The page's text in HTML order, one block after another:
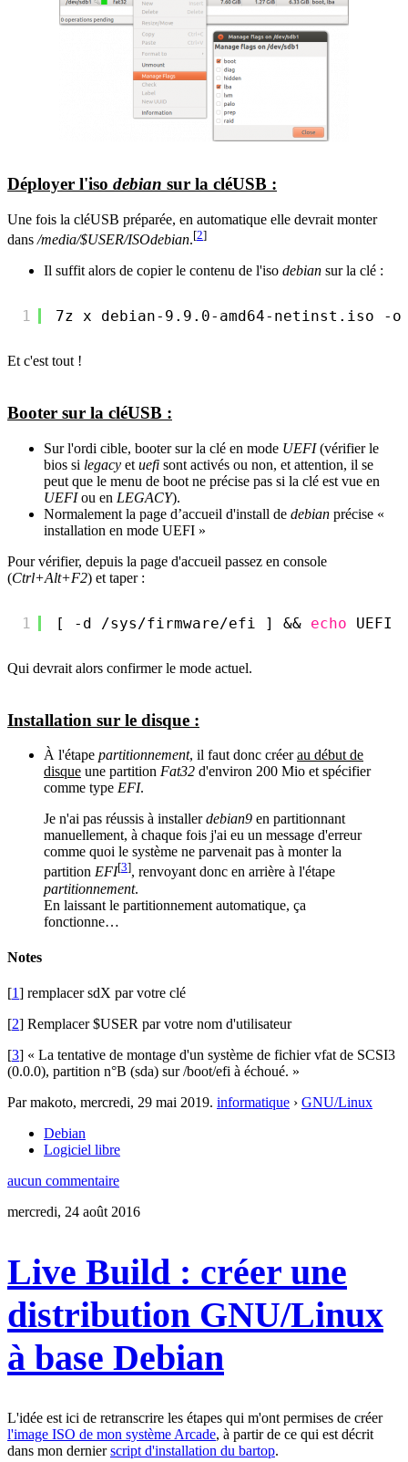
Déployer l'iso debian sur la cléUSB :
Une fois la cléUSB préparée, en automatique elle devrait monter
dans/media/$USER/ISOdebian.[2]
Il suffit alors de copier le contenu de l'iso debian sur la clé :
1 7z x debian-9.9.0-amd64-netinst.iso -o
Et c'est tout !
Booter sur la cléUSB :
Sur l'ordi cible, booter sur la clé en mode UEFI(vérifier le
bios si legacy et uefi sont activés ou non, et attention, il se
peut que le menu de boot ne précise pas si la clé est vue en
UEFIou en LEGACY).
Normalement la page d’accueil d'install de debian précise «
installation en mode UEFI »
Pour vérifier, depuis la page d'accueil passez en console
(Ctrl+Alt+F2) et taper :
1 [ -d /sys/firmware/efi ] && echo
Qui devrait alors confirmer le mode actuel.
Installation sur le disque :
À l'étape partitionnement, il faut donc créerau début de
disque une partition Fat32 d'environ 200 Mio et spécifier
comme type EFI.
Je n'ai pas réussis à installerdebian9 en partitionnant
manuellement, à chaque fois j'ai eu un message d'erreur
comme quoi le système ne parvenait pas à monter la
partition EFI[3], renvoyant donc en arrière à l'étape
partitionnement.
En laissant le partitionnement automatique, ça
fonctionne…
Notes
[1] remplacer sdX par votre clé
[2] Remplacer $USER par votre nom d'utilisateur
[3] « La tentative de montage d'un système de fichier vfat de SCSI3
(0.0.0), partition n°B (sda) sur /boot/efi à échoué. »
Par makoto, mercredi, 29 mai 2019. informatique › GNU/Linux
Debian
Logiciel libre
aucun commentaire
mercredi, 24 août 2016
Live Build : créer une
distribution GNU/Linux
à base Debian
L'idée est ici de retranscrire les étapes qui m'ont permises de créer
l'image ISO de mon système Arcade, à partir de ce qui est décrit
dans mon dernierscript d'installation du bartop.